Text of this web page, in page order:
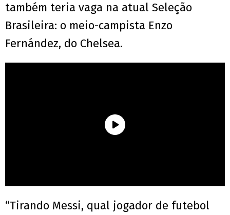
também teria vaga na atual Seleção
Brasileira: o meio-campista Enzo
Fernández, do Chelsea.
“Tirando Messi, qual jogador de futebol